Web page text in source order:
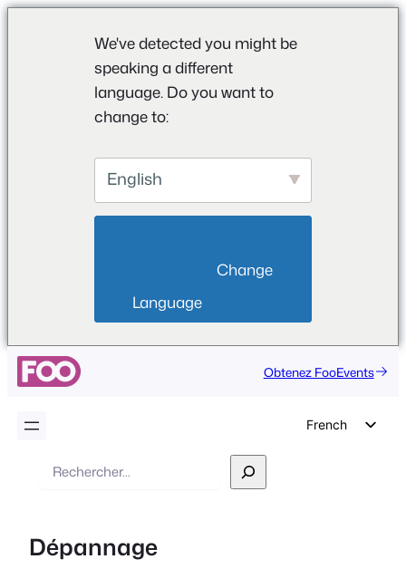
We've detected you might be
speaking a different
language. Do you want to
change to:
English
Language
Obtenez FooEvents
French
Recherche
Dépannage